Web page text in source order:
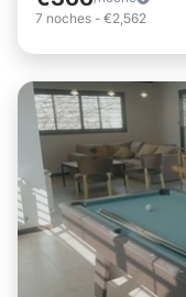
7 noches - €2,562